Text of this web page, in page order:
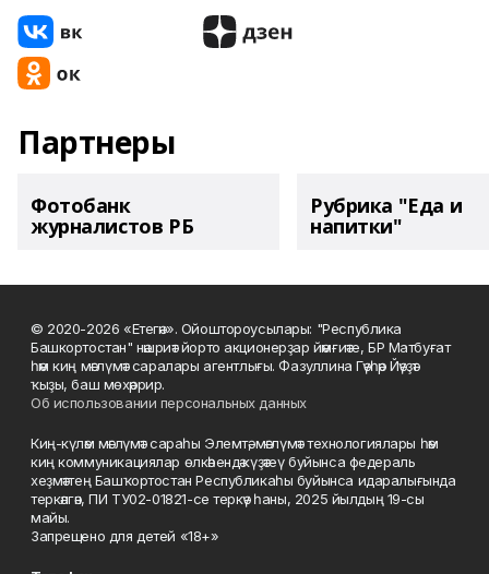
Партнеры
Фотобанк
журналистов РБ
Рубрика "Еда и
напитки"
© 2020-2026 «Етегән». Ойоштороусылары: "Республика
Башкортостан" нәшриәт йорто акционерҙар йәмғиәте, БР Матбуғат
һәм киң мәғлүмәт саралары агентлығы. Фазуллина Гәүһәр Йәүҙәт
ҡыҙы, баш мөхәррир.
Об использовании персональных данных
Киң-күләм мәғлүмәт сараһы Элемтә, мәғлүмәт технологиялары һәм
киң коммуникациялар өлкәһендә күҙәтеү буйынса федераль
хеҙмәттең Башҡортостан Республикаһы буйынса идаралығында
теркәлгән, ПИ ТУ02-01821-се теркәү һаны, 2025 йылдың 19-сы
майы.
Запрещено для детей «18+»